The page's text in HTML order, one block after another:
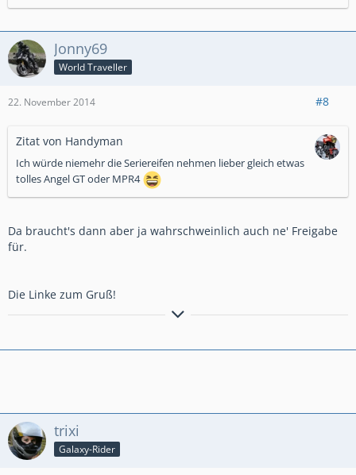
Jonny69
World Traveller
22. November 2014 #8
Zitat von Handyman
Ich würde niemehr die Seriereifen nehmen lieber gleich etwas
tolles Angel GT oder MPR4
Da braucht's dann aber ja wahrschweinlich auch ne' Freigabe
für.
Die Linke zum Gruß!
Die Linke zum Gruß!
trixi
Galaxy-Rider